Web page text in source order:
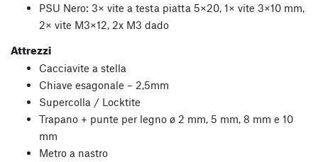
PSU Nero: 3× vite a testa piatta 5×20, 1× vite 3×10 mm,
2× vite M3×12, 2x M3 dado
Attrezzi
Cacciavite a stella
Chiave esagonale – 2,5mm
Supercolla / Locktite
Trapano + punte per legno ø 2 mm, 5 mm, 8 mm e 10
mm
Metro a nastro